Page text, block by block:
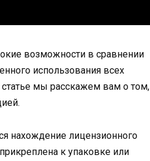
возможности в сравнении
использования всех
мы расскажем вам о том,
нахождение лицензионного
к упаковке или